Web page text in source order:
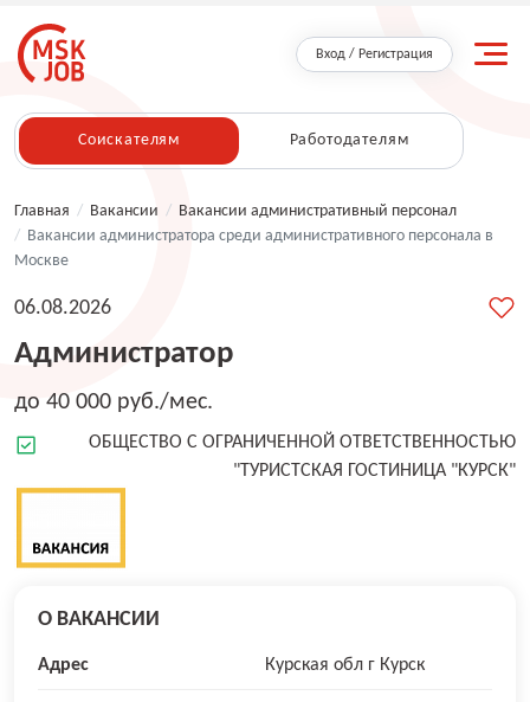
Вход / Регистрация
Соискателям Работодателям
Главная / Вакансии / Вакансии административный персонал
/ Вакансии администратора среди административного персонала в
Москве
Администратор
06.08.2026
до 40 000 руб./мес.
ОБЩЕСТВО С ОГРАНИЧЕННОЙ ОТВЕТСТВЕННОСТЬЮ
"ТУРИСТСКАЯ ГОСТИНИЦА "КУРСК"
О ВАКАНСИИ
Адрес Курская обл г Курск